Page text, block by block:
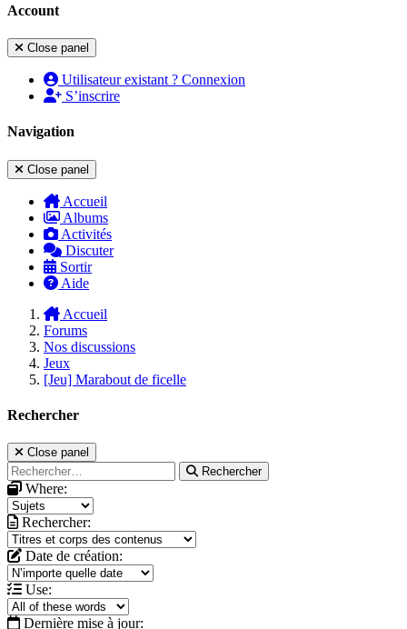
Account
Close panel
Utilisateur existant ? Connexion
S’inscrire
Navigation
Close panel
Accueil
Albums
Activités
Discuter
Sortir
Aide
Accueil
Forums
Nos discussions
Jeux
[Jeu] Marabout de ficelle
Rechercher
Close panel
Rechercher
Where:
Rechercher:
Date de création:
Use:
Dernière mise à jour: